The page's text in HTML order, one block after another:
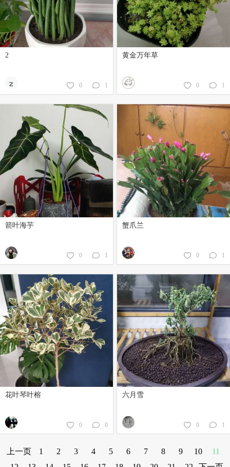
2
0 1
黄金万年草
0 1
箭叶海芋
0 1
蟹爪兰
0 1
花叶琴叶榕
0 0
六月雪
0 1
上一页 1 2 3 4 5 6 7 8 9 10
11